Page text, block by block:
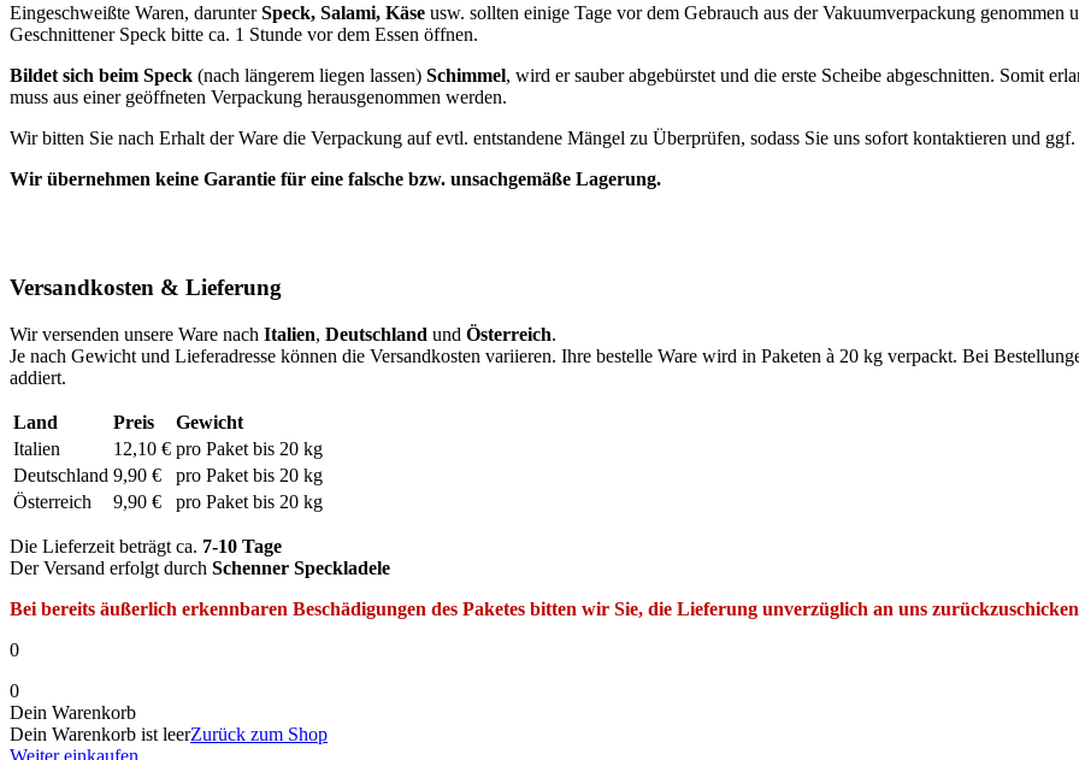
Eingeschweißte Waren, darunterSpeck, Salami, Käse usw. sollten einige Tage vor dem Gebrauch aus der Vakuumverpackung
Geschnittener Speck bitte ca. 1 Stunde vor dem Essen öffnen.
Bildet sich beim Speck (nach längerem liegen lassen) Schimmel, wird er sauber abgebürstet und die erste Scheibe abgeschnitten. Somit
muss aus einer geöffneten Verpackung herausgenommen werden.
Wir bitten Sie nach Erhalt der Ware die Verpackung auf evtl. entstandene Mängel zu Überprüfen, sodass Sie uns sofort kontaktieren und
Wir übernehmen keine Garantie für eine falsche bzw. unsachgemäße Lagerung.
Versandkosten & Lieferung
Wir versenden unsere Ware nach Italien, Deutschland und Österreich.
Je nach Gewicht und Lieferadresse können die Versandkosten variieren. Ihre bestelle Ware wird in Paketen à 20 kg verpackt. Bei
addiert.
Land Preis
Gewicht
Italien
12,10 € pro Paket bis 20 kg
Deutschland 9,90 €
pro Paket bis 20 kg
Österreich
9,90 € pro Paket bis 20 kg
Die Lieferzeit beträgt ca. 7-10 Tage
Der Versand erfolgt durch Schenner Speckladele
Bei bereits äußerlich erkennbaren Beschädigungen des Paketes bitten wir Sie, die Lieferung unverzüglich an uns
0
0
Dein Warenkorb
Dein Warenkorb ist leerZurück zum Shop
Weiter einkaufen